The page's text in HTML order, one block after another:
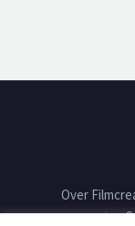
Over